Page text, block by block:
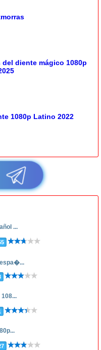
diente mágico 1080p
1080p Latino 2022
...